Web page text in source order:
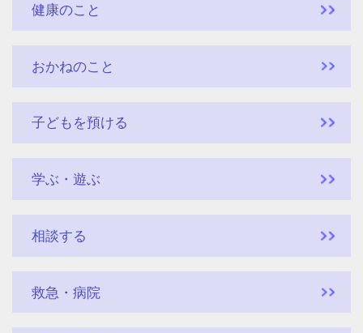
健康のこと
おかねのこと
子どもを預ける
学ぶ・遊ぶ
相談する
救急・病院